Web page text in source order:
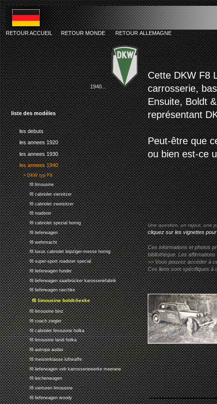
liste des modèles
les debuts
les annees 1920
les annees 1930
les annees 1940
> DKW typ F8
f8 limousine
f8 cabriolet viersitzer
f8 cabriolet zweisitzer
f8 roadster
f8 cabriolet spezial hornig
f8 lieferwagen
f8 wehrmacht
f8 luxus cabriolet leipziger-messe hornig
f8 super-sport roadster special
f8 lieferwagen funder
f8 lieferwagen saarbrücker karosseriefabrik
f8 lieferwagen raschke
f8 limousine boldt-lieske
f8 limousine binz
f8 coach ziegler
f8 cabriolet limousine holka
f8 limousine landi holka
f8 autropa audax
f8 meisterklasse luftwaffe
f8 lieferwagen veb karrosseriewerke meerane
f8 leichenwagen
f8 vierturen limousine
f8 lieferwagen woody
dkw f8
RETOUR ACCUEIL RETOUR MONDE RETOUR ALLEMAGNE
1940...
Cette DKW F8
carrosserie,
Ensuite, Boldt
représentant
Peut-être que
ou bien est-ce
Une question, un rajout, une
cliquez sur les vignettes
Ces informations et photos
bibliothèque. Les
>> Vous pouvez accéder à
Ces liens sont spécifiques à